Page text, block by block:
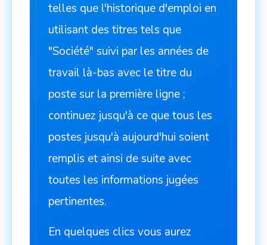
telles que l'historique d'emploi en
utilisant des titres tels que
"Société" suivi par les années de
travail là-bas avec le titre du
poste sur la première ligne ;
continuez jusqu'à ce que tous les
postes jusqu'à aujourd'hui soient
remplis et ainsi de suite avec
toutes les informations jugées
pertinentes.
En quelques clics vous aurez